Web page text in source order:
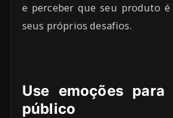
e perceber que seu produto
seus próprios desafios.
Use emoções
público